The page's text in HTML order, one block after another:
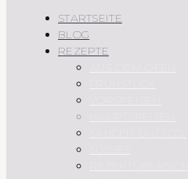
STARTSEITE
BLOG
REZEPTE